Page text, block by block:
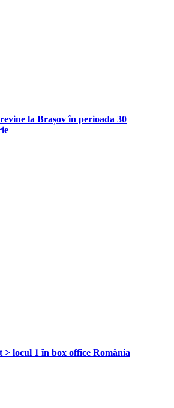
la Brașov în perioada 30
> locul 1 în box office România